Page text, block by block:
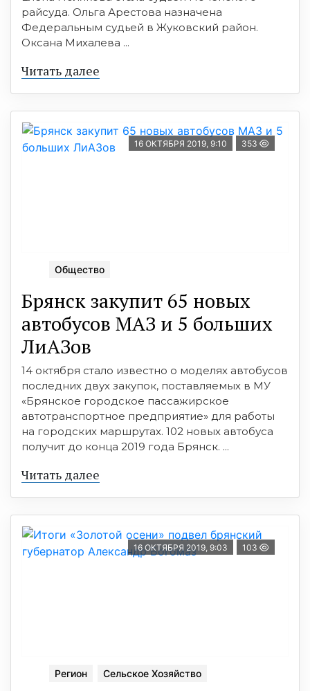
райсуда. Ольга Арестова назначена
Федеральным судьей в Жуковский район.
Оксана Михалева ...
Читать далее
16 ОКТЯБРЯ 2019, 9:10 353
Общество
Брянск закупит 65 новых
автобусов МАЗ и 5 больших
ЛиАЗов
14 октября стало известно о моделях автобусов
последних двух закупок, поставляемых в МУ
«Брянское городское пассажирское
автотранспортное предприятие» для работы
на городских маршрутах. 102 новых автобуса
получит до конца 2019 года Брянск. ...
Читать далее
16 ОКТЯБРЯ 2019, 9:03 103
Регион Сельское Хозяйство